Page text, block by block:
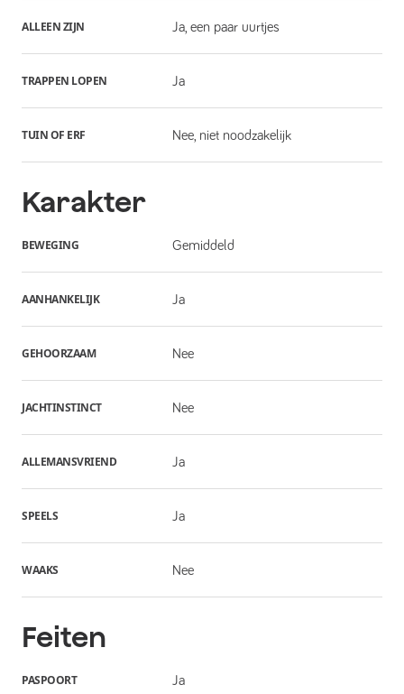
ALLEEN ZIJN Ja, een paar uurtjes
TRAPPEN LOPEN Ja
TUIN OF ERF Nee, niet noodzakelijk
Karakter
BEWEGING Gemiddeld
AANHANKELIJK Ja
GEHOORZAAM Nee
JACHTINSTINCT Nee
ALLEMANSVRIEND Ja
SPEELS Ja
WAAKS Nee
Feiten
PASPOORT Ja